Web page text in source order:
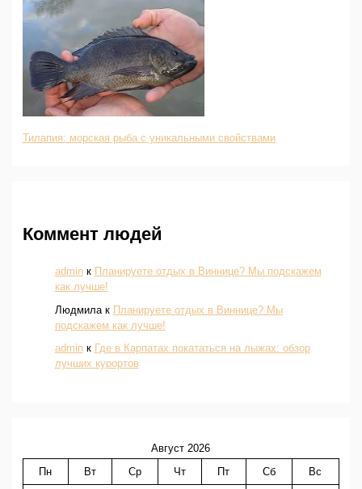
Тилапия: морская рыба с уникальными свойствами
Коммент людей
adminк Планируете отдых в Виннице? Мы подскажем
как лучше!
Людмилак Планируете отдых в Виннице? Мы
подскажем как лучше!
adminк Где в Карпатах покататься на лыжах: обзор
лучших курортов
Август 2026
Пн
Вт Ср Чт Пт Сб Вс